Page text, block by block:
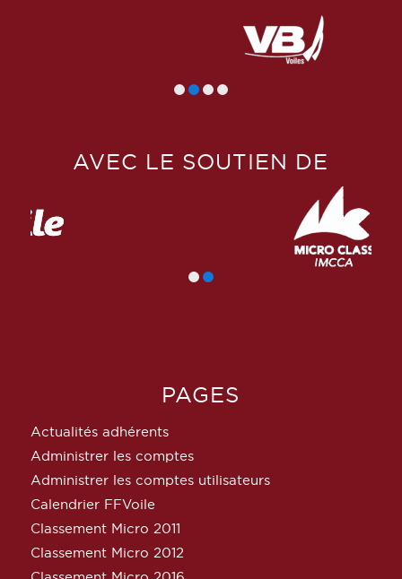
AVEC LE SOUTIEN DE
PAGES
Actualités adhérents
Administrer les comptes
Administrer les comptes utilisateurs
Calendrier FFVoile
Classement Micro 2011
Classement Micro 2012